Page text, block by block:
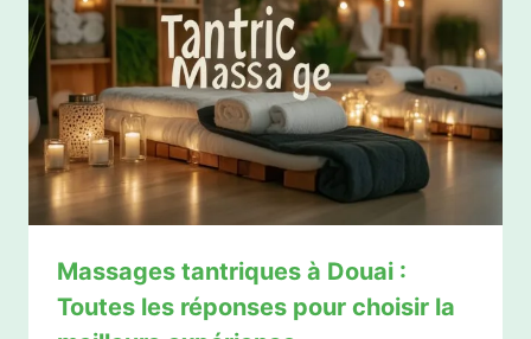
Massages tantriques à Douai :
Toutes les réponses pour choisir la